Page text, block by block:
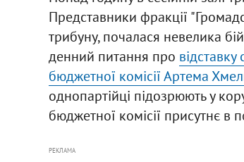
Представники фракції
трибуну, почалася невелика
денний питання про
бюджетної комісії Артема
однопартійці підозрюють у
бюджетної комісії присутнє в
РЕКЛАМА